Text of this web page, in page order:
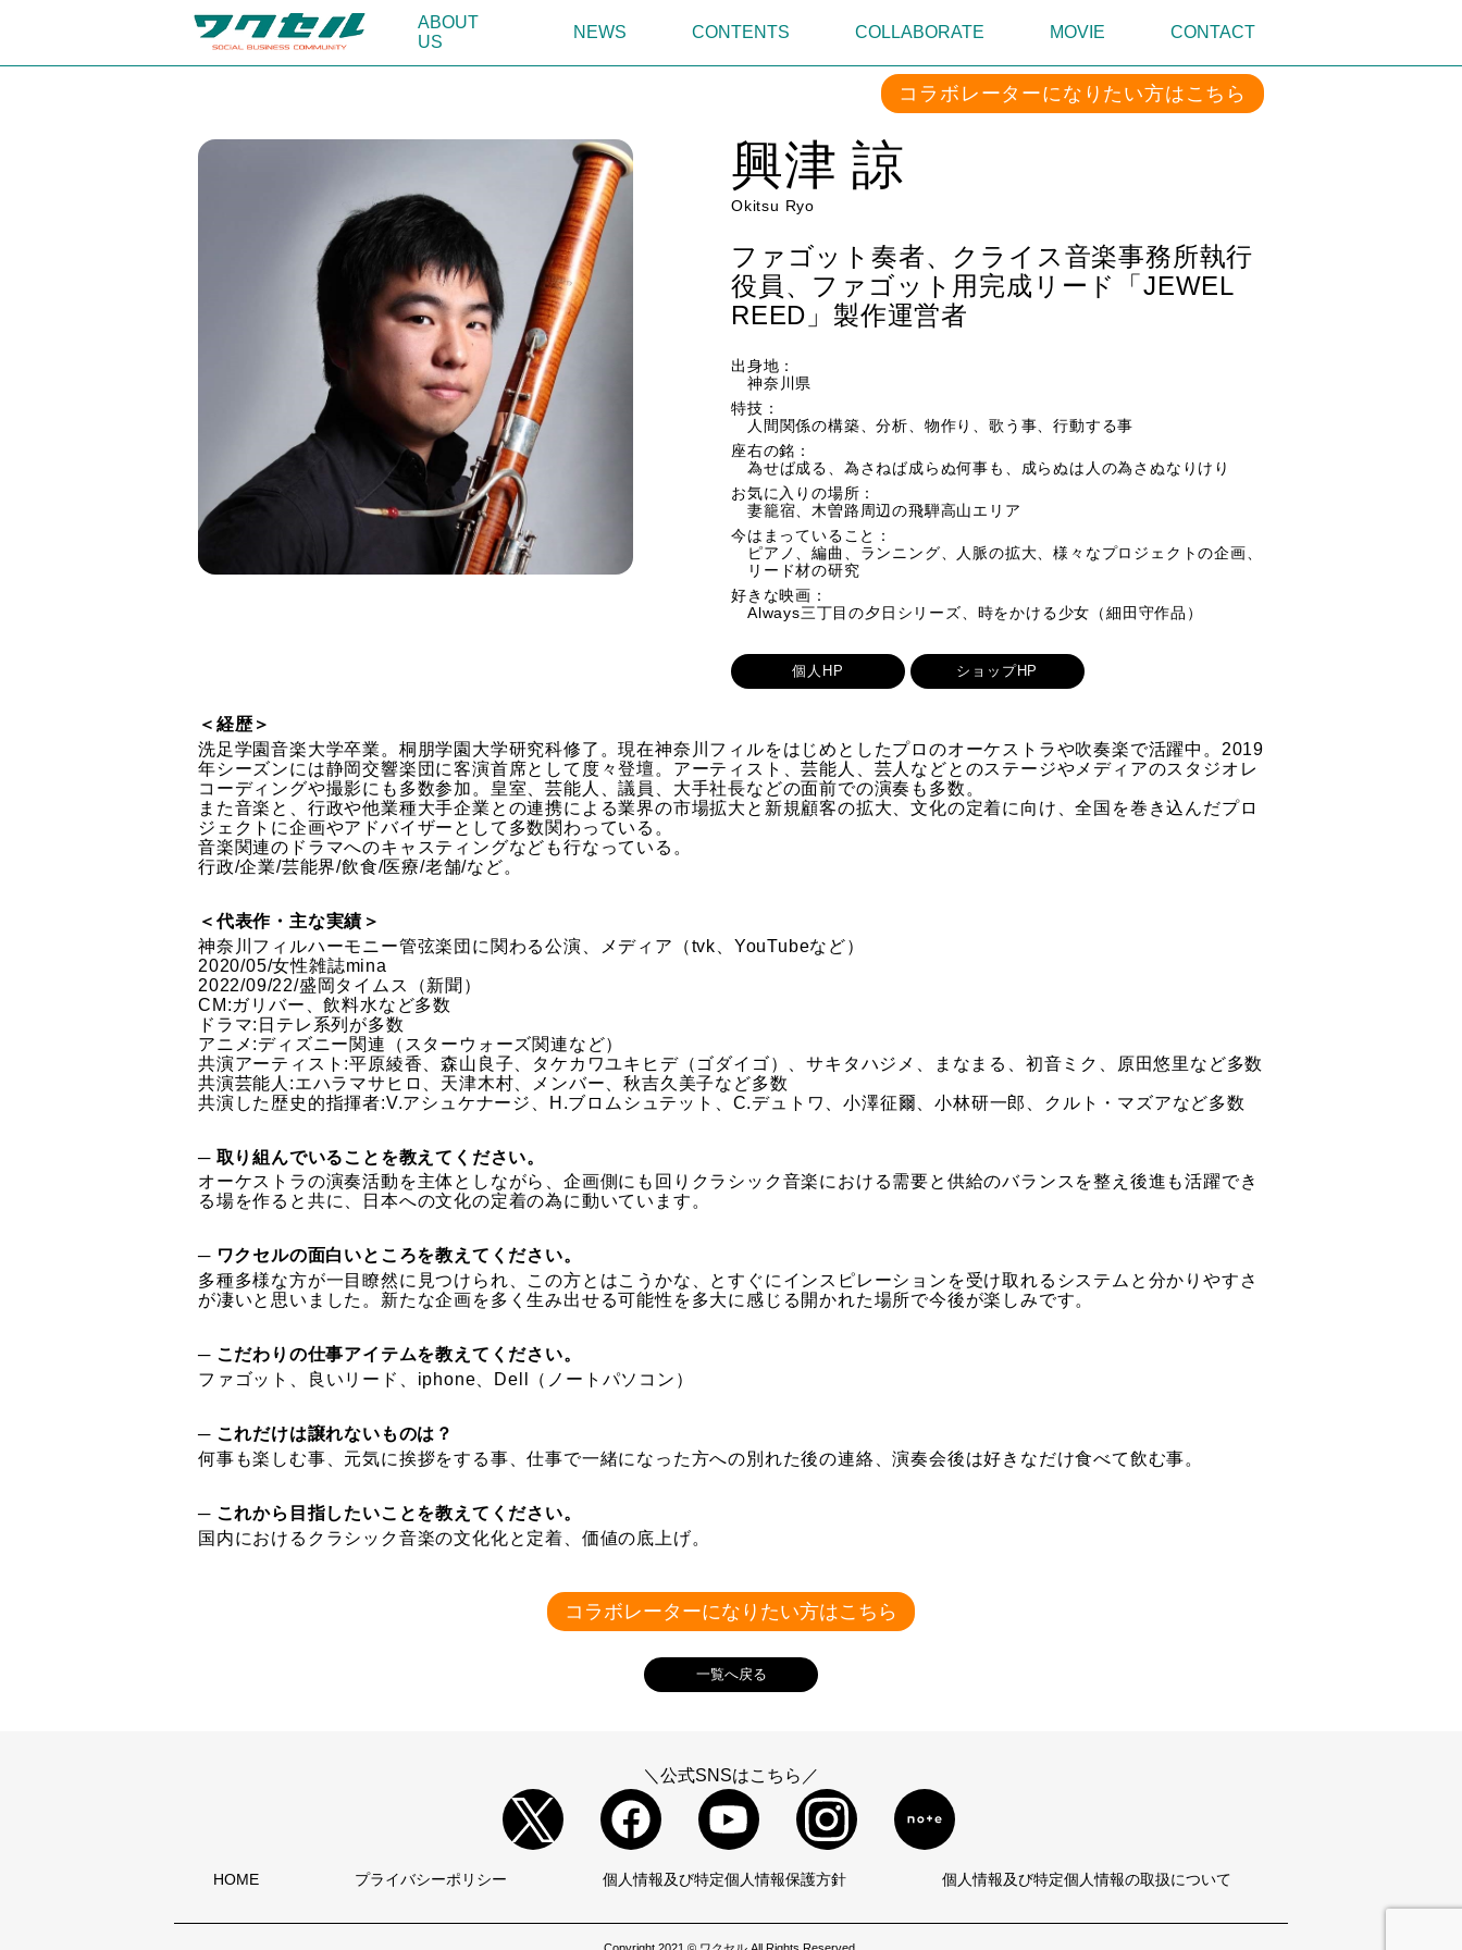
ABOUT
US
NEWS CONTENTS COLLABORATE MOVIE CONTACT
コラボレーターになりたい方はこちら
興津 諒
Okitsu Ryo
ファゴット奏者、クライス音楽事務所執行
役員、ファゴット用完成リード「JEWEL
REED」製作運営者
出身地：
神奈川県
特技：
人間関係の構築、分析、物作り、歌う事、行動する事
座右の銘：
為せば成る、為さねば成らぬ何事も、成らぬは人の為さぬなりけり
お気に入りの場所：
妻籠宿、木曽路周辺の飛騨高山エリア
今はまっていること：
ピアノ、編曲、ランニング、人脈の拡大、様々なプロジェクトの企画、
リード材の研究
好きな映画：
Always三丁目の夕日シリーズ、時をかける少女（細田守作品）
個人HP ショップHP
＜経歴＞
洗足学園音楽大学卒業。桐朋学園大学研究科修了。現在神奈川フィルをはじめとしたプロのオーケストラや吹奏楽で活躍中。2019
年シーズンには静岡交響楽団に客演首席として度々登壇。アーティスト、芸能人、芸人などとのステージやメディアのスタジオレ
コーディングや撮影にも多数参加。皇室、芸能人、議員、大手社長などの面前での演奏も多数。
また音楽と、行政や他業種大手企業との連携による業界の市場拡大と新規顧客の拡大、文化の定着に向け、全国を巻き込んだプロ
ジェクトに企画やアドバイザーとして多数関わっている。
音楽関連のドラマへのキャスティングなども行なっている。
行政/企業/芸能界/飲食/医療/老舗/など。
＜代表作・主な実績＞
神奈川フィルハーモニー管弦楽団に関わる公演、メディア（tvk、YouTubeなど）
2020/05/女性雑誌mina
2022/09/22/盛岡タイムス（新聞）
CM:ガリバー、飲料水など多数
ドラマ:日テレ系列が多数
アニメ:ディズニー関連（スターウォーズ関連など）
共演アーティスト:平原綾香、森山良子、タケカワユキヒデ（ゴダイゴ）、サキタハジメ、まなまる、初音ミク、原田悠里など多数
共演芸能人:エハラマサヒロ、天津木村、メンバー、秋吉久美子など多数
共演した歴史的指揮者:V.アシュケナージ、H.ブロムシュテット、C.デュトワ、小澤征爾、小林研一郎、クルト・マズアなど多数
─ 取り組んでいることを教えてください。
オーケストラの演奏活動を主体としながら、企画側にも回りクラシック音楽における需要と供給のバランスを整え後進も活躍でき
る場を作ると共に、日本への文化の定着の為に動いています。
─ ワクセルの面白いところを教えてください。
多種多様な方が一目瞭然に見つけられ、この方とはこうかな、とすぐにインスピレーションを受け取れるシステムと分かりやすさ
が凄いと思いました。新たな企画を多く生み出せる可能性を多大に感じる開かれた場所で今後が楽しみです。
─ こだわりの仕事アイテムを教えてください。
ファゴット、良いリード、iphone、Dell（ノートパソコン）
─ これだけは譲れないものは？
何事も楽しむ事、元気に挨拶をする事、仕事で一緒になった方への別れた後の連絡、演奏会後は好きなだけ食べて飲む事。
─ これから目指したいことを教えてください。
国内におけるクラシック音楽の文化化と定着、価値の底上げ。
コラボレーターになりたい方はこちら
一覧へ戻る
＼公式SNSはこちら／
HOME プライバシーポリシー 個人情報及び特定個人情報保護方針 個人情報及び特定個人情報の取扱について